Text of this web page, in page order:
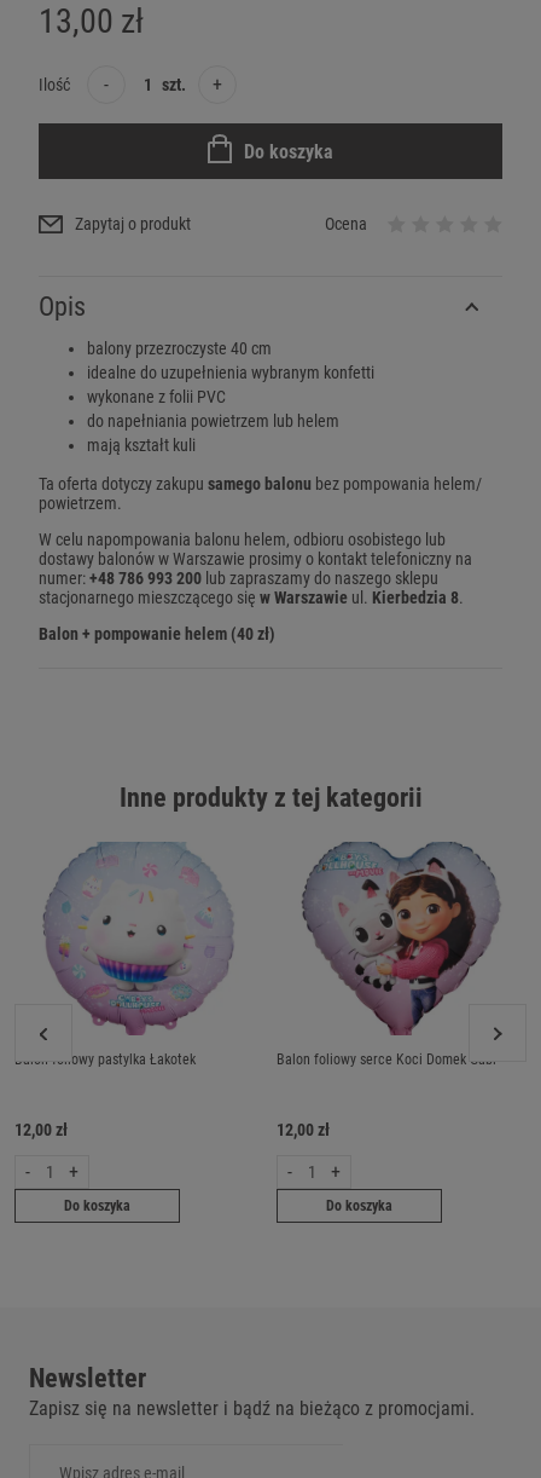
13,00 zł
Ilość - szt. +
Do koszyka
Zapytaj o produkt Ocena
Opis
balony przezroczyste 40 cm
idealne do uzupełnienia wybranym konfetti
wykonane z folii PVC
do napełniania powietrzem lub helem
mają kształt kuli
Ta oferta dotyczy zakupu samego balonu bez pompowania helem/
powietrzem.
W celu napompowania balonu helem, odbioru osobistego lub
dostawy balonów w Warszawie prosimy o kontakt telefoniczny na
numer:+48 786 993 200 lub zapraszamy do naszego sklepu
stacjonarnego mieszczącego się w Warszawie ul. Kierbedzia 8.
Balon + pompowanie helem (40 zł)
Inne produkty z tej kategorii
Balon foliowy pastylka Łakotek
12,00 zł
- +
Do koszyka
Balon foliowy serce Koci Domek Gabi
12,00 zł
- +
Do koszyka
Newsletter
Zapisz się na newsletter i bądź na bieżąco z promocjami.